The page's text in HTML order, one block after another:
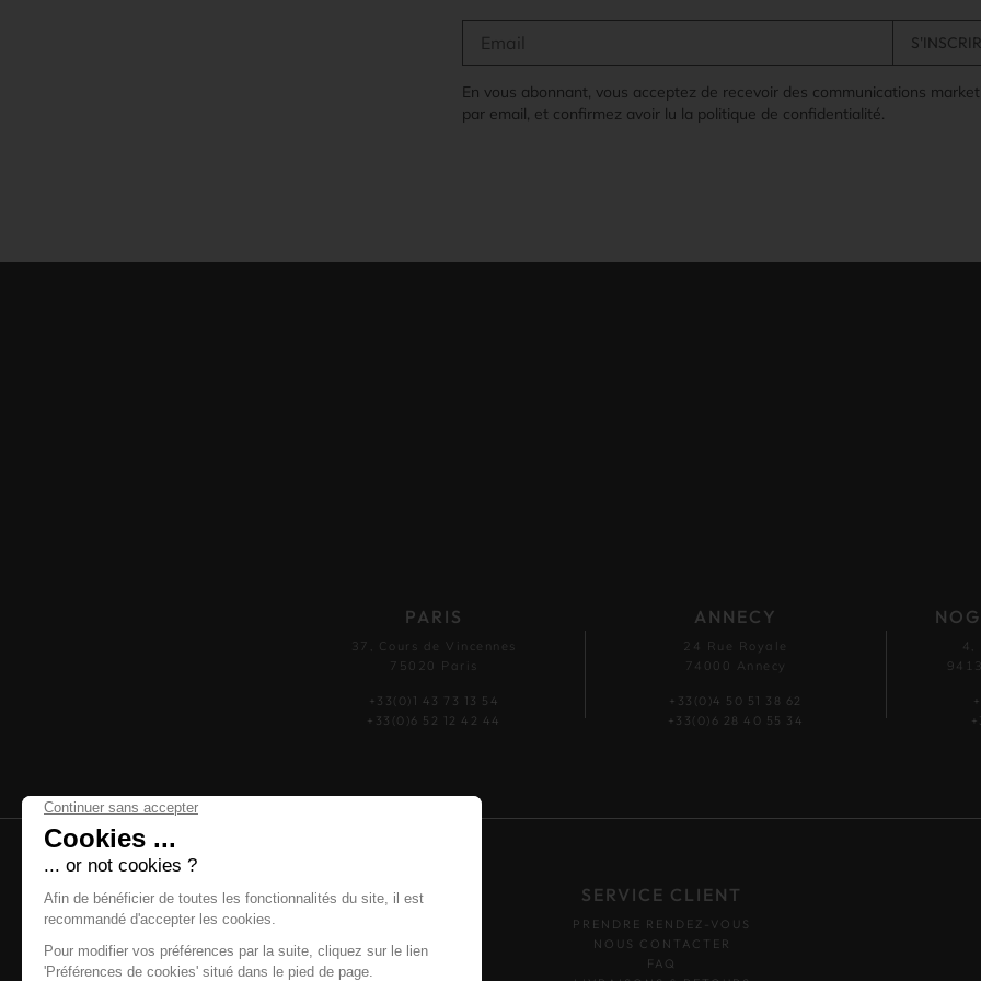
En vous abonnant, vous acceptez de recevoir des communications
par email, et confirmez avoir lu la politique de confidentialité.
PARIS
37, Cours de Vincennes
75020 Paris
+33(0)1 43 73 13 54
+33(0)6 52 12 42 44
ANNECY
24 Rue Royale
74000 Annecy
+33(0)4 50 51 38 62
+33(0)6 28 40 55 34
4,
O'SCARLETT
LES MARQUES
BOUTIQUE PARIS
BOUTIQUE ANNECY
SERVICE CLIENT
PRENDRE RENDEZ-VOUS
NOUS CONTACTER
FAQ